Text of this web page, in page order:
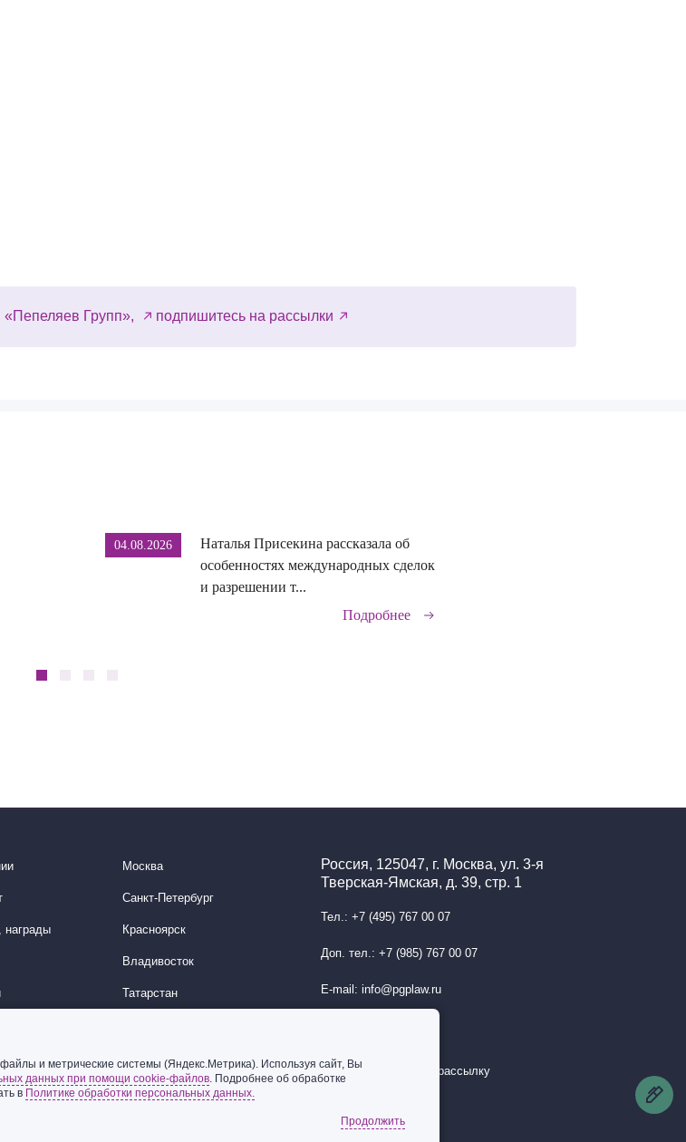
«Пепеляев Групп», подпишитесь на рассылки
04.08.2026
Наталья Присекина рассказала об
особенностях международных сделок
и разрешении т...
Подробнее
награды
Москва
Санкт-Петербург
Красноярск
Владивосток
Татарстан
Ближний Восток
Россия, 125047, г. Москва, ул. 3-я
Тверская-Ямская, д. 39, стр. 1
Тел.: +7 (495) 767 00 07
Доп. тел.: +7 (985) 767 00 07
E-mail: info@pgplaw.ru
Подписаться на рассылку
и метрические системы (Яндекс.Метрика). Используя сайт, Вы
данных при помощи cookie-файлов. Подробнее об обработке
в Политике обработки персональных данных.